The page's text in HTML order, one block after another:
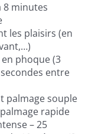
8 minutes
les plaisirs (en
phoque (3
entre
palmage souple
rapide
– 25